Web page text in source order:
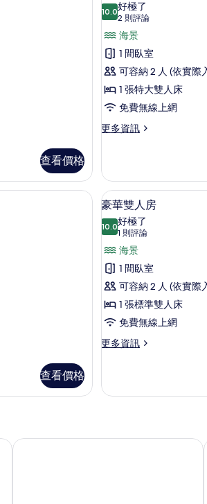
查看價格
豪
華
套
房,
海
景
的
相
片
10.010.0 分，滿分 10 分
好極了
2 則評論
(2
則
評
論)
海景
1 間臥室
可容納 2 人 (依實際
1 張特大雙人床
免費無線上網
更多資訊
更
套
房,
海
的
情
級寢具、客房內保險箱、熨斗/熨衣板、免費無線上網
查看價格
顯
示
豪
華
雙
人
房
的
所
片
5
豪華雙人房
10.010.0 分，滿分 10 分
好極了
1 則評論
(1
則
評
論)
海景
1 間臥室
可容納 2 人 (依實際
1 張標準雙人床
免費無線上網
更多資訊
更
雙
詳
桂絲蒂林克斯飯店